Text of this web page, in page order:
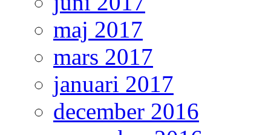
maj 2017
mars 2017
januari 2017
december 2016